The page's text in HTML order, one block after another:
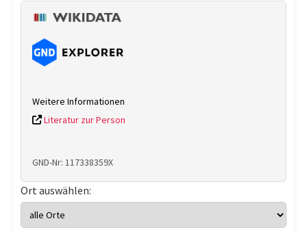
Weitere Informationen
Literatur zur Person
GND-Nr: 117338359X
Ort auswählen: